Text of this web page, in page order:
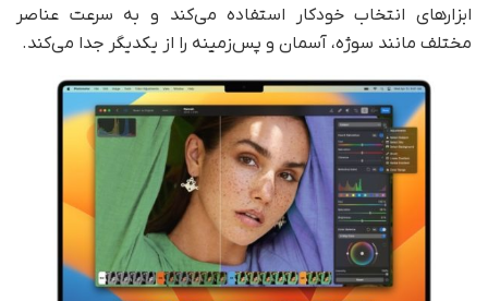
ابزارهای انتخاب خودکار استفاده می‌کند و به سرعت عناصر
مختلف مانند سوژه، آسمان و پس‌زمینه را از یکدیگر جدا می‌کند.